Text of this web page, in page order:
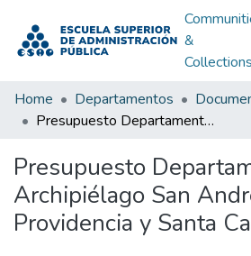
&
Collections
Home Departamentos
Presupuesto Departamento Archipiélago San Andrés, Providencia y Santa Catalina 2012
Presupuesto
Archipiélago San
Providencia y Santa